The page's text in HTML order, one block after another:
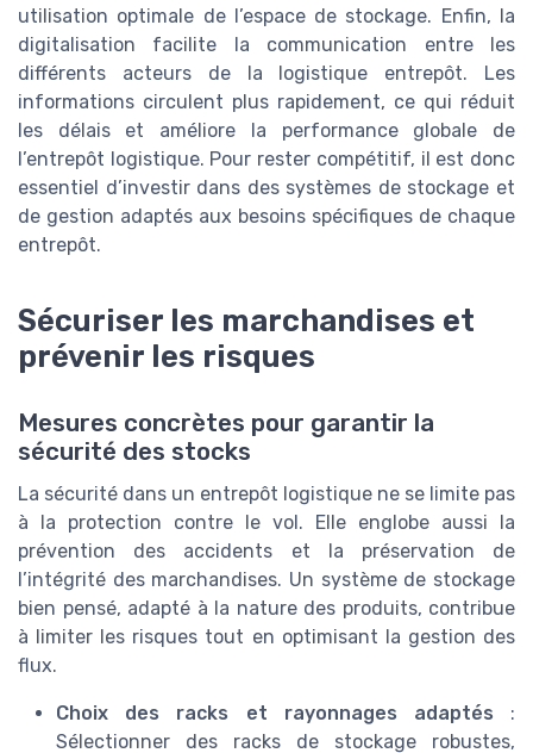
utilisation optimale de l’espace de stockage. Enfin, la
digitalisation facilite la communication entre les
différents acteurs de la logistique entrepôt. Les
informations circulent plus rapidement, ce qui réduit
les délais et améliore la performance globale de
l’entrepôt logistique. Pour rester compétitif, il est donc
essentiel d’investir dans des systèmes de stockage et
de gestion adaptés aux besoins spécifiques de chaque
entrepôt.
Sécuriser les marchandises et
prévenir les risques
Mesures concrètes pour garantir la
sécurité des stocks
La sécurité dans un entrepôt logistique ne se limite pas
à la protection contre le vol. Elle englobe aussi la
prévention des accidents et la préservation de
l’intégrité des marchandises. Un système de stockage
bien pensé, adapté à la nature des produits, contribue
à limiter les risques tout en optimisant la gestion des
flux.
Choix des racks et rayonnages adaptés :
Sélectionner des racks de stockage robustes,